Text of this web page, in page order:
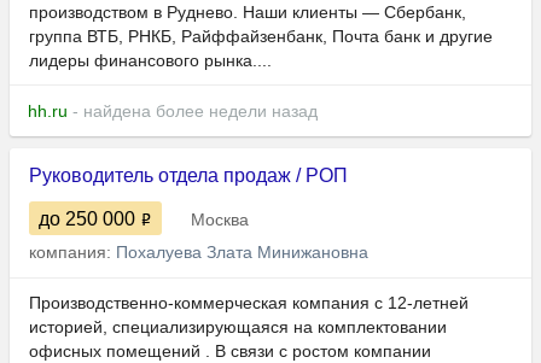
производством в Руднево. Наши клиенты — Сбербанк,
группа ВТБ, РНКБ, Райффайзенбанк, Почта банк и другие
лидеры финансового рынка....
hh.ru - найдена более недели назад
Руководитель отдела продаж / РОП
до 250 000
Москва
компания: Похалуева Злата Минижановна
Производственно-коммерческая компания с 12-летней
историей, специализирующаяся на комплектовании
офисных помещений . В связи с ростом компании